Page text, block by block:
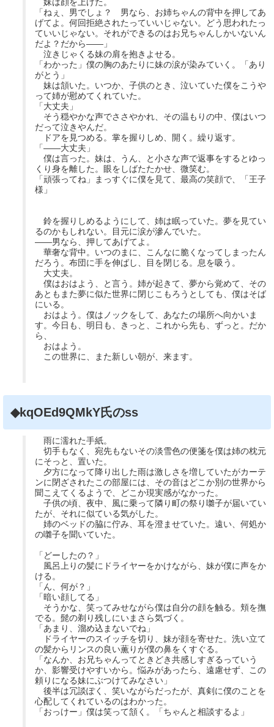
「ねぇ、男でしょ？ 男なら、お姉ちゃんの背中を押してあ
げてよ。何回拒絶されたっていいじゃない。どう思われたっ
ていいじゃない。それができるのはお兄ちゃんしかいないん
だよ？だから――」
泣きじゃくる妹の肩を抱きよせる。
「わかった」僕の胸のあたりに妹の涙が染みていく。「あり
がとう」
妹は頷いた。いつか、子供のとき、泣いていた僕をこうや
って姉が慰めてくれていた。
「大丈夫」
そう穏やかな声でささやかれ、その温もりの中、僕はいつ
だって泣きやんだ。
ドアを見つめる。掌を握りしめ、開く。繰り返す。
「――大丈夫」
僕は言った。妹は、うん、と小さな声で返事をするとゆっ
くり身を離した。眼をしばたたかせ、微笑む。
「頑張ってね」まっすぐに僕を見て、最高の笑顔で、「王子
様」
鈴を握りしめるようにして、姉は眠っていた。夢を見てい
るのかもしれない。目元に涙が滲んでいた。
――男なら、押してあげてよ。
華奢な背中。いつのまに、こんなに脆くなってしまったん
だろう。布団に手を伸ばし、目を閉じる。息を吸う。
大丈夫。
僕はおはよう、と言う。姉が起きて、夢から覚めて、その
あともまた夢に似た世界に閉じこもろうとしても、僕はそば
にいる。
おはよう。僕はノックをして、あなたの場所へ向かいま
す。今日も、明日も、きっと、これから先も、ずっと。だか
ら、
おはよう。
この世界に、また新しい朝が、来ます。
◆kqOEd9QMkY氏のss
雨に濡れた手紙。
切手もなく、宛先もないその淡雪色の便箋を僕は姉の枕元
にそっと、置いた。
夕方になって降り出した雨は激しさを増していたがカーテ
ンに閉ざされたこの部屋には、その音はどこか別の世界から
聞こえてくるようで、どこか現実感がなかった。
子供の頃、夜中、風に乗って隣り町の祭り囃子が届いてい
たが、それに似ている気がした。
姉のベッドの脇に佇み、耳を澄ませていた。遠い、何処か
の囃子を聞いていた。
「どーしたの？」
風呂上りの髪にドライヤーをかけながら、妹が僕に声をか
ける。
「ん、何が？」
「暗い顔してる」
そうかな、笑ってみせながら僕は自分の顔を触る。頬を撫
でる。髭の剃り残しにいまさら気づく。
「あまり、溜め込まないでね」
ドライヤーのスイッチを切り、妹が顔を寄せた。洗い立て
の髪からリンスの良い薫りが僕の鼻をくすぐる。
「なんか、お兄ちゃんってときどき共感しすぎるっていう
か、影響受けやすいから。悩みがあったら、遠慮せず、この
頼りになる妹にぶつけてみなさい」
後半は冗談ぽく、笑いながらだったが、真剣に僕のことを
心配してくれているのはわかった。
「おっけー」僕は笑って頷く。「ちゃんと相談するよ」